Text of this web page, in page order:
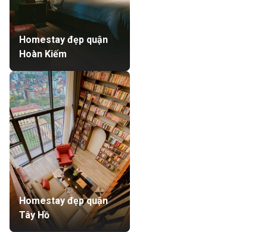
Homestay đẹp quận
Hoàn Kiếm
Homestay đẹp quận
Tây Hồ